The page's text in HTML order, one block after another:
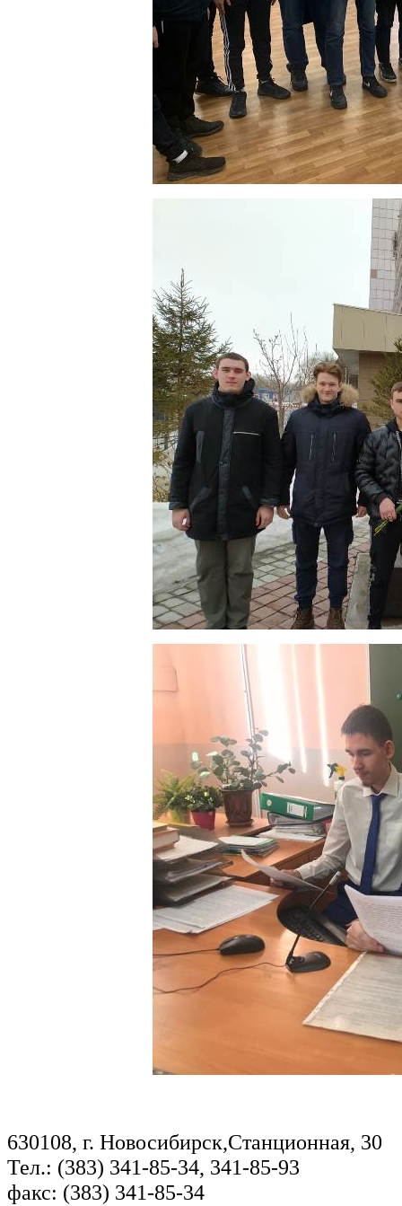
630108, г. Новосибирск,Станционная, 30
Тел.: (383) 341-85-34, 341-85-93
факс: (383) 341-85-34